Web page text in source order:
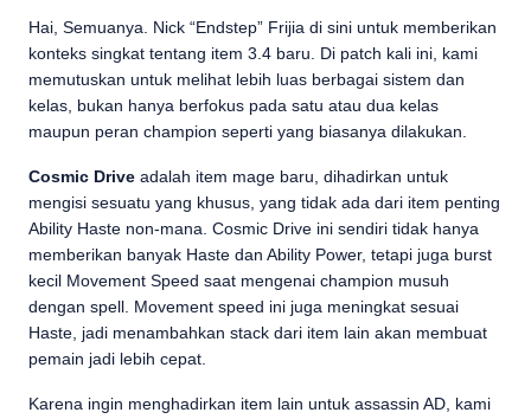
Hai, Semuanya. Nick “Endstep” Frijia di sini untuk memberikan
konteks singkat tentang item 3.4 baru. Di patch kali ini, kami
memutuskan untuk melihat lebih luas berbagai sistem dan
kelas, bukan hanya berfokus pada satu atau dua kelas
maupun peran champion seperti yang biasanya dilakukan.
Cosmic Drive adalah item mage baru, dihadirkan untuk
mengisi sesuatu yang khusus, yang tidak ada dari item penting
Ability Haste non-mana. Cosmic Drive ini sendiri tidak hanya
memberikan banyak Haste dan Ability Power, tetapi juga burst
kecil Movement Speed saat mengenai champion musuh
dengan spell. Movement speed ini juga meningkat sesuai
Haste, jadi menambahkan stack dari item lain akan membuat
pemain jadi lebih cepat.
Karena ingin menghadirkan item lain untuk assassin AD, kami